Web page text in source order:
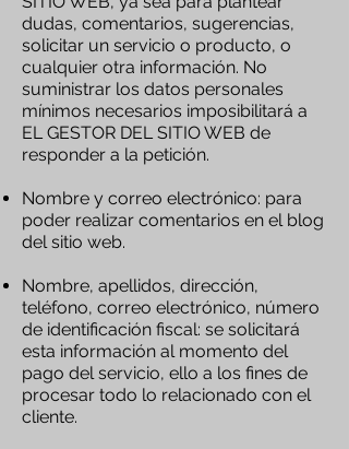
dudas, comentarios, sugerencias,
solicitar un servicio o producto, o
cualquier otra información. No
suministrar los datos personales
mínimos necesarios imposibilitará a
EL GESTOR DEL SITIO WEB de
responder a la petición.
Nombre y correo electrónico: para
poder realizar comentarios en el blog
del sitio web.
Nombre, apellidos, dirección,
teléfono, correo electrónico, número
de identificación fiscal: se solicitará
esta información al momento del
pago del servicio, ello a los fines de
procesar todo lo relacionado con el
cliente.